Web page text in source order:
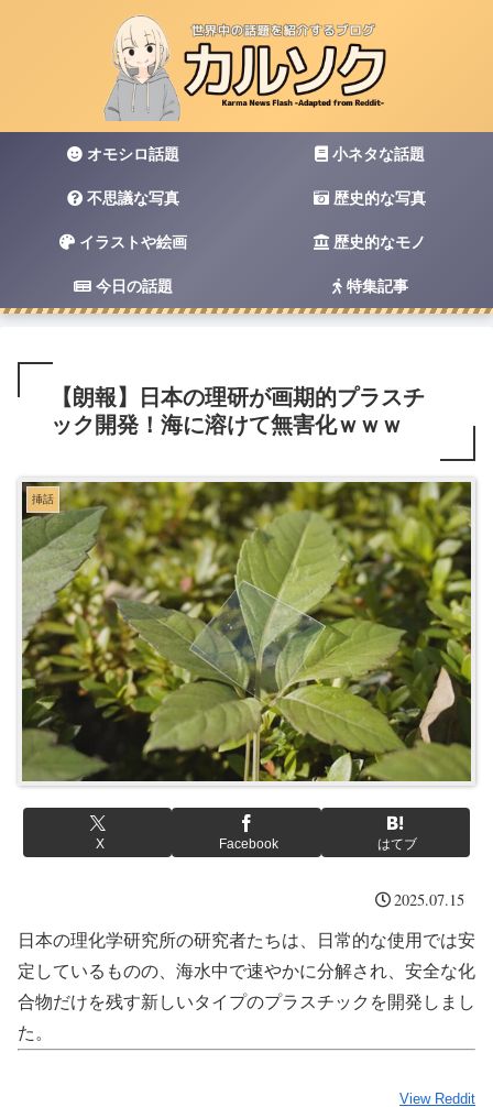
オモシロ話題 小ネタな話題
不思議な写真 歴史的な写真
イラストや絵画 歴史的なモノ
今日の話題 特集記事
【朗報】日本の理研が画期的プラスチ
ック開発！海に溶けて無害化ｗｗｗ
挿話
X Facebook はてブ
2025.07.15
日本の理化学研究所の研究者たちは、日常的な使用では安
定しているものの、海水中で速やかに分解され、安全な化
合物だけを残す新しいタイプのプラスチックを開発しまし
た。
View Reddit